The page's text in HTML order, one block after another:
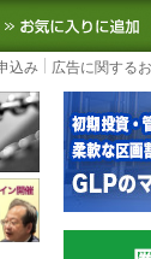
の最新の物流
込み 広告に関する